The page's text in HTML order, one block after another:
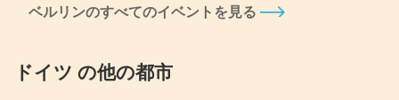
ベルリンのすべてのイベントを見る
ドイツ の他の都市